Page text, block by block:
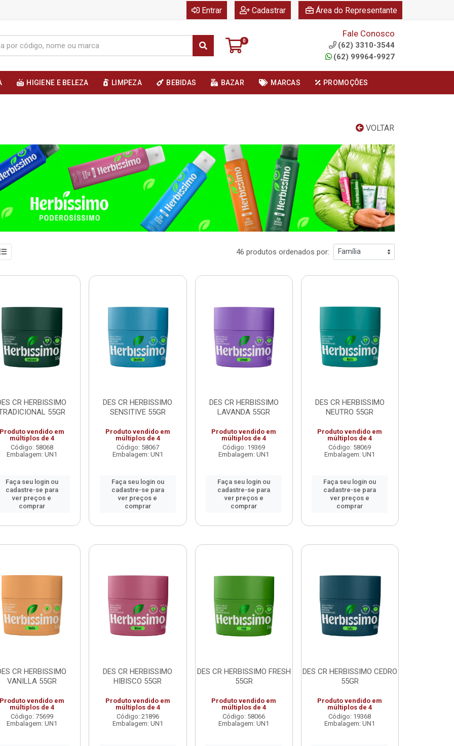
Entrar Cadastrar Área do Representante
0
Fale Conosco
(62) 3310-3544
(62) 99964-9927
HIGIENE E BELEZA LIMPEZA BEBIDAS BAZAR MARCAS PROMOÇÕES
VOLTAR
46 produtos ordenados por:
CR HERBISSIMO
55GR
vendido em
múltiplos de 4
Código: 58068
Embalagem: UN1
Faça seu login ou
cadastre-se para
ver preços e
comprar
DES CR HERBISSIMO
SENSITIVE 55GR
Produto vendido em
múltiplos de 4
Código: 58067
Embalagem: UN1
Faça seu login ou
cadastre-se para
ver preços e
comprar
DES CR HERBISSIMO
LAVANDA 55GR
Produto vendido em
múltiplos de 4
Código: 19369
Embalagem: UN1
Faça seu login ou
cadastre-se para
ver preços e
comprar
DES CR HERBISSIMO
NEUTRO 55GR
Produto vendido em
múltiplos de 4
Código: 58069
Embalagem: UN1
Faça seu login ou
cadastre-se para
ver preços e
comprar
CR HERBISSIMO
VANILLA 55GR
vendido em
múltiplos de 4
Código: 75699
Embalagem: UN1
DES CR HERBISSIMO
HIBISCO 55GR
Produto vendido em
múltiplos de 4
Código: 21896
Embalagem: UN1
DES CR HERBISSIMO FRESH
55GR
Produto vendido em
múltiplos de 4
Código: 58066
Embalagem: UN1
DES CR HERBISSIMO CEDRO
55GR
Produto vendido em
múltiplos de 4
Código: 19368
Embalagem: UN1